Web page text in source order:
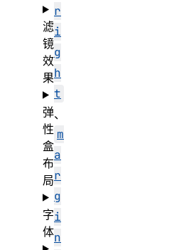
r
i
g
h
t
、
m
a
r
g
i
n
滤
镜
效
果
弹
性
盒
布
局
字
体